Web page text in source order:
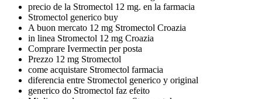
precio de la Stromectol 12 mg. en la farmacia
Stromectol generico buy
A buon mercato 12 mg Stromectol Croazia
in linea Stromectol 12 mg Croazia
Comprare Ivermectin per posta
Prezzo 12 mg Stromectol
come acquistare Stromectol farmacia
diferencia entre Stromectol generico y original
generico do Stromectol faz efeito